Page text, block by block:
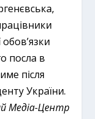
посла в
після
України.
Медіа-Центр